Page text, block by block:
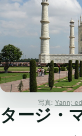
写真: Yann;
タージ・